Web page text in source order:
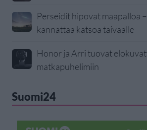
Perseidit hipovat maapalloa
kannattaa katsoa taivaalle
Honor ja Arri tuovat
matkapuhelimiin
Suomi24